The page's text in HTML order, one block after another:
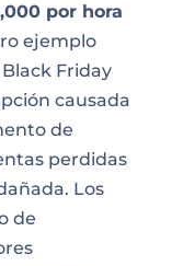
por hora
ejemplo
Friday
causada
de
perdidas
Los
de